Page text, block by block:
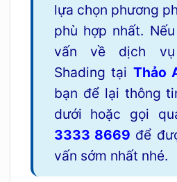
lựa chọn phương
phù hợp nhất.
vấn về dịch
Shading tại Thảo
bạn để lại thông
dưới hoặc gọi
3333 8669 để
vấn sớm nhất nhé.